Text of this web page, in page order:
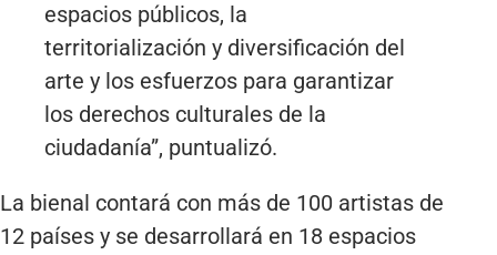
espacios públicos, la
territorialización y diversificación del
arte y los esfuerzos para garantizar
los derechos culturales de la
ciudadanía”, puntualizó.
La bienal contará con más de 100 artistas de
12 países y se desarrollará en 18 espacios